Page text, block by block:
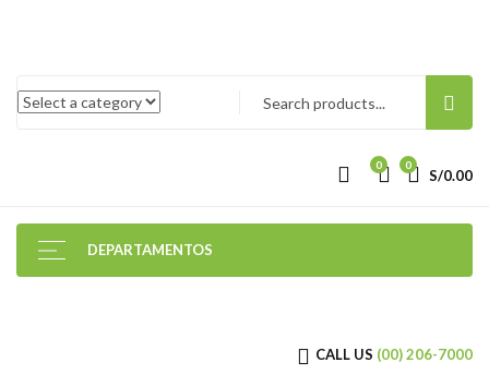
0
S/0.00
0
DEPARTAMENTOS
CALL US (00) 206-7000